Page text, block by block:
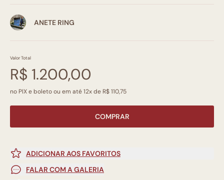
ANETE RING
Valor Total
R$ 1.200,00
no PIX e boleto ou em até 12x de R$ 110,75
COMPRAR
ADICIONAR AOS FAVORITOS
FALAR COM A GALERIA